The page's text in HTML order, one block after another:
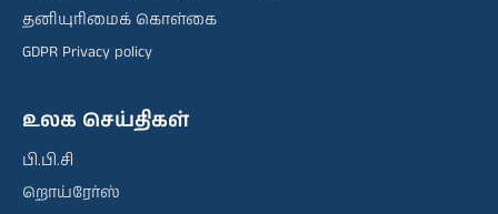
தனியுரிமைக் கொள்கை
GDPR Privacy policy
உலக செய்திகள்
பி.பி.சி
றொய்ரேர்ஸ்